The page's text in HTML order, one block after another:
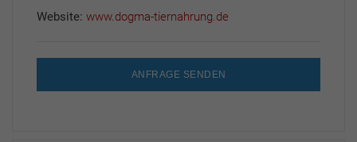
Website: www.dogma-tiernahrung.de
ANFRAGE SENDEN